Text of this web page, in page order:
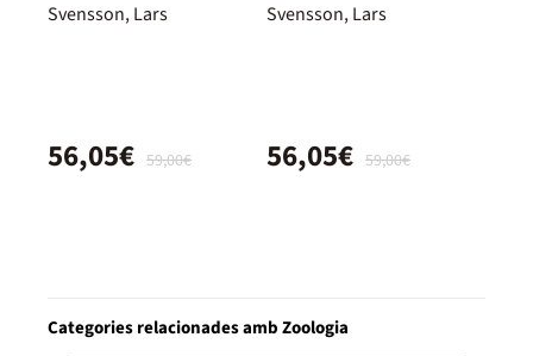
Svensson, Lars
59,00€
56,05€
Svensson, Lars
59,00€
56,05€
Categories relacionades amb Zoologia